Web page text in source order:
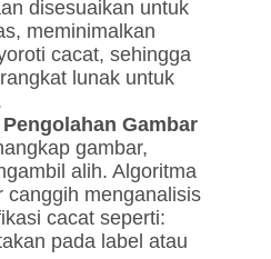
disesuaikan untuk
meminimalkan
cacat, sehingga
lunak untuk
Gambar
gambar,
alih. Algoritma
canggih menganalisis
cacat seperti:
pada label atau